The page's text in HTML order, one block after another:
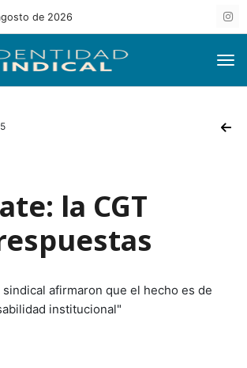
de 2026
la CGT
afirmaron que el hecho es de
institucional"